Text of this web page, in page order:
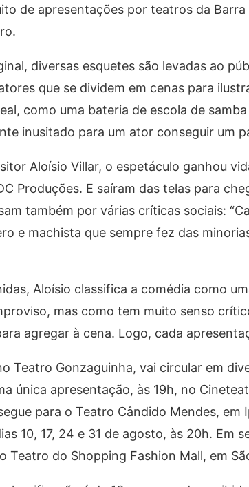
de apresentações por teatros da
diversas esquetes são levadas ao
que se dividem em cenas para
como uma bateria de escola de
inusitado para um ator conseguir um
Aloísio Villar, o espetáculo ganhou
Produções. E saíram das telas para
também por várias críticas sociais:
e machista que sempre fez das
Aloísio classifica a comédia como
mas como tem muito senso
agregar à cena. Logo, cada
Teatro Gonzaguinha, vai circular em
única apresentação, às 19h, no
para o Teatro Cândido Mendes, em
10, 17, 24 e 31 de agosto, às 20h. Em
Teatro do Shopping Fashion Mall, em